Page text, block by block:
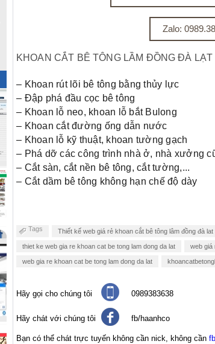
Zalo:
KHOAN CẮT BÊ TÔNG LẦM ĐỒNG ĐÀ LẠT
– Khoan rút lõi bê tông bằng thủy lực
– Đập phá đầu cọc bê tông
– Khoan lỗ neo, khoan lỗ bắt Bulong
– Khoan cắt đường ống dẫn nước
– Khoan lỗ kỹ thuật, khoan tường gạch
– Phá dỡ các công trình nhà ở, nhà xưởng
– Cắt sàn, cắt nền bê tông, cắt tường,...
– Cắt dầm bê tông không hạn chế độ dày
Tags Thiết kế web giá rẻ khoan cắt bê tông lâm đồng đà lat
thiet ke web gia re khoan cat be tong lam dong da lat web giá
web gia re khoan cat be tong lam dong da lat
Hãy gọi cho chúng tôi 0989383638
Hãy chát với chúng tôi fb/haanhco
Bạn có thể chát trực tuyến không cần nick, không cần